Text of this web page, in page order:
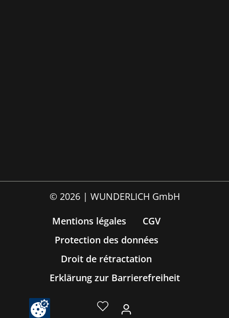
© 2026 | WUNDERLICH GmbH
Mentions légales
CGV
Protection des données
Droit de rétractation
Erklärung zur Barrierefreiheit